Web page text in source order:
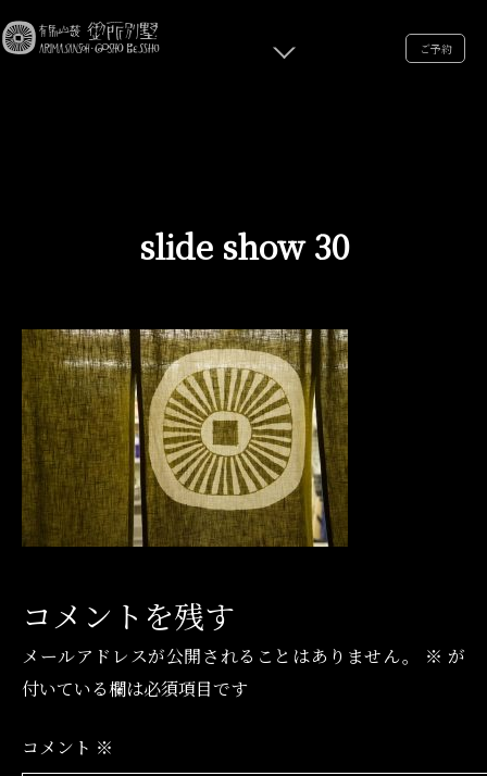
ご予約
slide show 30
コメントを残す
メールアドレスが公開されることはありません。 ※ が
付いている欄は必須項目です
コメント ※